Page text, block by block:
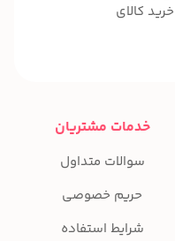
کالای
خدمات مشتریان
سوالات متداول
حریم خصوصی
شرایط استفاده